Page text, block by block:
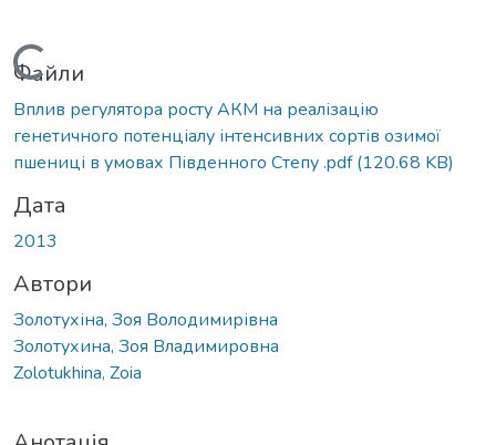
Вантажиться...
Файли
Вплив регулятора росту АКМ на реалізацію
генетичного потенціалу інтенсивних сортів озимої
пшениці в умовах Південного Степу .pdf(120.68 KB)
Дата
2013
Автори
Золотухіна, Зоя Володимирівна
Золотухина, Зоя Владимировна
Zolotukhina, Zoia